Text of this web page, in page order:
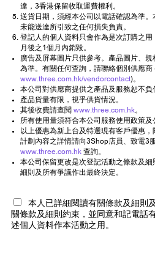
達，3香港保留收取運費權利。
送貨日期，須經本公司以電話確認為準
未能送達所引致之任何損失負責。
登記人的個人資料只會作為是次訂購之
月後之1個月內銷毀。
廣告及屏幕圖片只供參考。產品圖片、
為準。有關任何查詢，請聯絡個別供應商
www.three.com.hk/vendorcontact)。
本公司對供應商提供之產品及服務恕不負
產品貨量有限，視乎供貨情況。
其後收費請查閱 www.three.com.hk。
所有使用量須符合本公司服務使用政策及
以上優惠為新上台及特選現有客戶優惠
計劃內容之詳情請向3Shop店員、致電3
www.three.com.hk 查詢。
本公司保留更改是次登記活動之條款及細
細則及所有爭議作出最終決定。
本人已詳細閱讀有關條款及細則
關條款及細則約束，並同意和記電話
述個人資料作本活動之用。